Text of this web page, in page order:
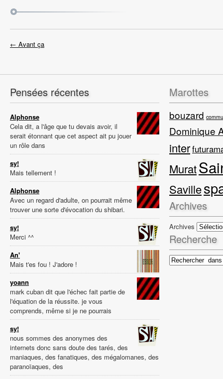
← Avant ça
Pensées récentes
Alphonse
Cela dit, a l'âge que tu devais avoir, il
serait étonnant que cet aspect ait pu jouer
un rôle dans
sy!
Mais tellement !
Alphonse
Avec un regard d'adulte, on pourrait même
trouver une sorte d'évocation du shibari.
sy!
Merci ^^
An'
Mais t'es fou ! J'adore !
yoann
mark cuban dit que l'échec fait partie de
l'équation de la réussite. je vous
comprends, même si je ne pourrais
sy!
nous sommes des anonymes des
internets donc sans doute des tarés, des
maniaques, des fanatiques, des mégalomanes, des
paranoïaques, des
Marottes
bouzard
Dominique
inter
Murat
Saville
Archives
Archives
Recherche